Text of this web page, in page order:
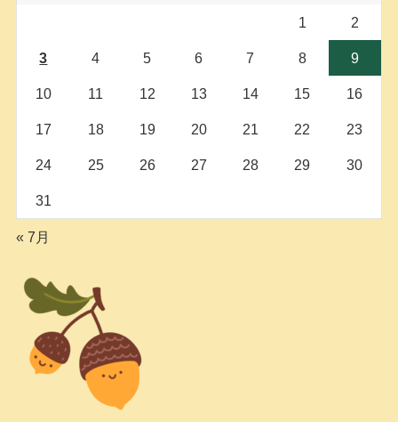
1 2
3 4 5 6 7 8 9
10 11 12 13 14 15 16
17 18 19 20 21 22 23
24 25 26 27 28 29 30
31
« 7月